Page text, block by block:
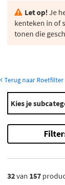
Let op! Je
kenteken in of
tonen die
Terug naar Roetfilter
Modellen
1 Serie
2 Serie
4 Serie
5 Serie
×
Kies je
32van 157